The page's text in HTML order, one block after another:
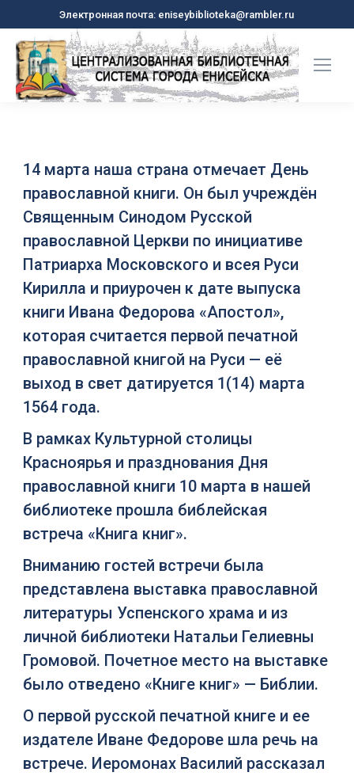
Электронная почта: eniseybiblioteka@rambler.ru
14 марта наша страна отмечает День
православной книги. Он был учреждён
Священным Синодом Русской
православной Церкви по инициативе
Патриарха Московского и всея Руси
Кирилла и приурочен к дате выпуска
книги Ивана Федорова «Апостол»,
которая считается первой печатной
православной книгой на Руси — её
выход в свет датируется 1(14) марта
1564 года.
В рамках Культурной столицы
Красноярья и празднования Дня
православной книги 10 марта в нашей
библиотеке прошла библейская
встреча «Книга книг».
Вниманию гостей встречи была
представлена выставка православной
литературы Успенского храма и из
личной библиотеки Натальи Гелиевны
Громовой. Почетное место на выставке
было отведено «Книге книг» — Библии.
О первой русской печатной книге и ее
издателе Иване Федорове шла речь на
встрече. Иеромонах Василий рассказал